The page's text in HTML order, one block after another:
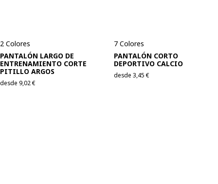
2 Colores
PANTALÓN LARGO DE
ENTRENAMIENTO CORTE
PITILLO ARGOS
desde 9,02€
7 Colores
PANTALÓN CORTO
DEPORTIVO CALCIO
desde 3,45€